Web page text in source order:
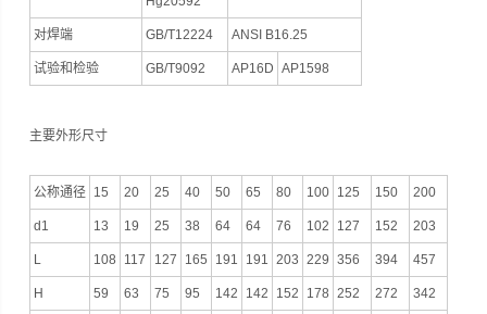
对焊端 GB/T12224 ANSI B16.25
试验和检验 GB/T9092 AP16D AP1598
主要外形尺寸
公称通径 15 20 25 40 50 65 80 100 125 150 200
d1 13 19 25 38 64 64 76 102 127 152 203
L 108 117 127 165 191 191 203 229 356 394 457
H 59 63 75 95 142 142 152 178 252 272 342